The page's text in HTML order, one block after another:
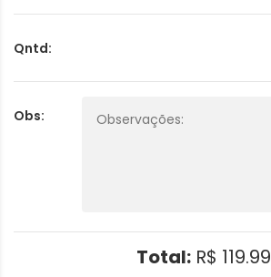
Qntd:
Obs:
Total: R$ 119.99